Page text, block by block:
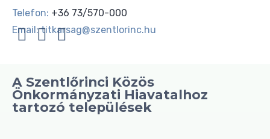
Telefon: +36 73/570-000
Email: titkarsag@szentlorinc.hu
A Szentlőrinci Közös
Önkormányzati Hiavatalhoz
tartozó települések